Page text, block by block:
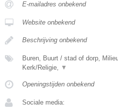
E-mailadres onbekend
Website onbekend
Beschrijving onbekend
Buren, Buurt / stad of dorp,
Kerk/Religie, ▼
Openingstijden onbekend
Sociale media: